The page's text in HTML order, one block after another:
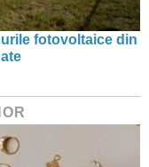
fotovoltaice din